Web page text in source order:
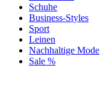
Schuhe
Business-Styles
Sport
Leinen
Nachhaltige Mode
Sale %